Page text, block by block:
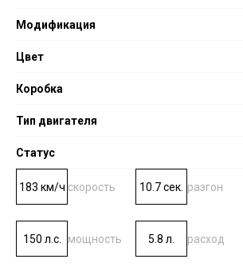
Модификация
Цвет
Коробка
Тип двигателя
Статус
183 км/ч скорость 10.7 сек. разгон
150 л.с. мощность 5.8 л. расход